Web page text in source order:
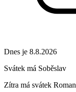
Dnes je 8.8.2026
Svátek má Soběslav
Zítra má svátek Roman